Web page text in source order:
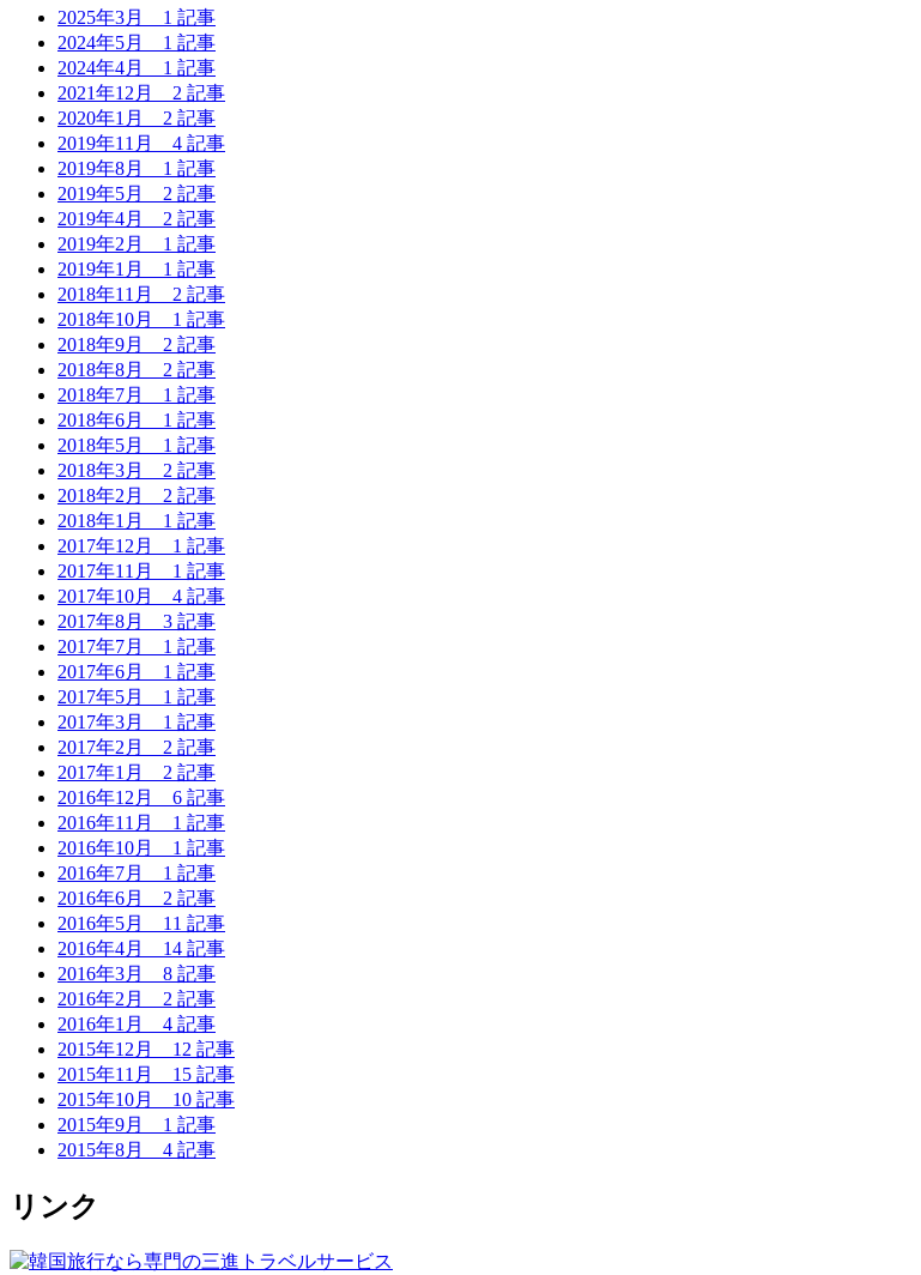
2025年3月 1 記事
2024年5月 1 記事
2024年4月 1 記事
2021年12月 2 記事
2020年1月 2 記事
2019年11月 4 記事
2019年8月 1 記事
2019年5月 2 記事
2019年4月 2 記事
2019年2月 1 記事
2019年1月 1 記事
2018年11月 2 記事
2018年10月 1 記事
2018年9月 2 記事
2018年8月 2 記事
2018年7月 1 記事
2018年6月 1 記事
2018年5月 1 記事
2018年3月 2 記事
2018年2月 2 記事
2018年1月 1 記事
2017年12月 1 記事
2017年11月 1 記事
2017年10月 4 記事
2017年8月 3 記事
2017年7月 1 記事
2017年6月 1 記事
2017年5月 1 記事
2017年3月 1 記事
2017年2月 2 記事
2017年1月 2 記事
2016年12月 6 記事
2016年11月 1 記事
2016年10月 1 記事
2016年7月 1 記事
2016年6月 2 記事
2016年5月 11 記事
2016年4月 14 記事
2016年3月 8 記事
2016年2月 2 記事
2016年1月 4 記事
2015年12月 12 記事
2015年11月 15 記事
2015年10月 10 記事
2015年9月 1 記事
2015年8月 4 記事
リンク